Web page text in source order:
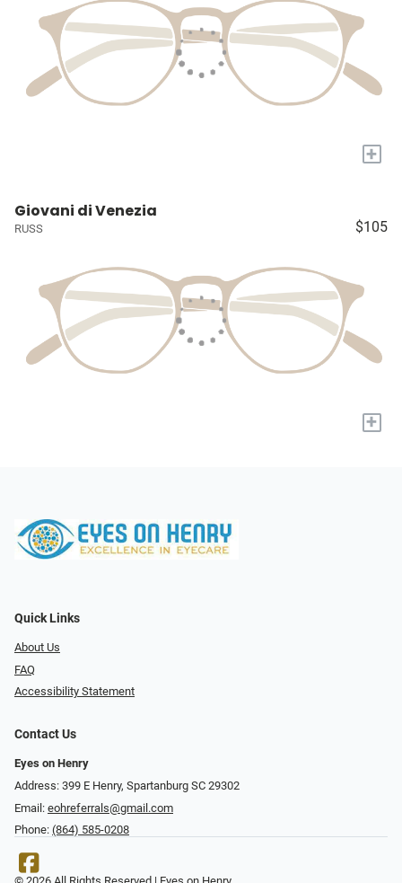
+
Giovani di Venezia
RUSS $105
+
Quick Links
About Us
FAQ
Accessibility Statement
Contact Us
Eyes on Henry
Address: 399 E Henry, Spartanburg SC 29302
Email: eohreferrals@gmail.com
Phone: (864) 585-0208